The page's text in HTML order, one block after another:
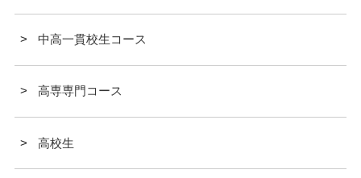
中高一貫校生コース
高専専門コース
高校生